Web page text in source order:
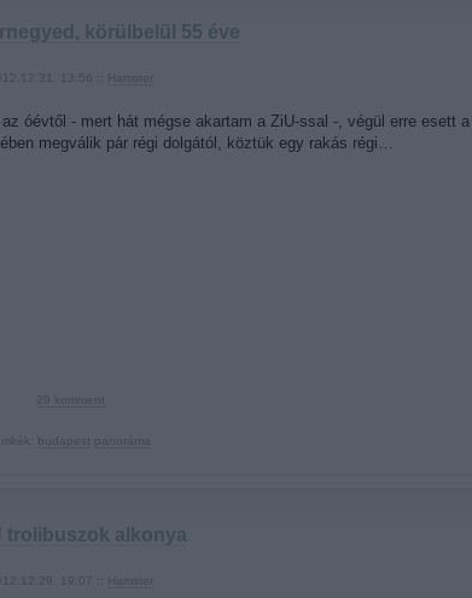
körülbelül 55 éve
Hamster
óévtől - mert hát mégse akartam a ZiU-ssal -, végül erre esett
megválik pár régi dolgától, köztük egy rakás régi…
29
trolibuszok alkonya
19:07 :: Hamster